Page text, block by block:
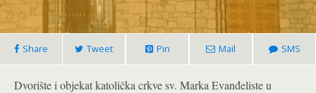
Share Tweet Pin Mail SMS
Dvorište i objekat katolička crkve sv. Marka Evanđeliste u